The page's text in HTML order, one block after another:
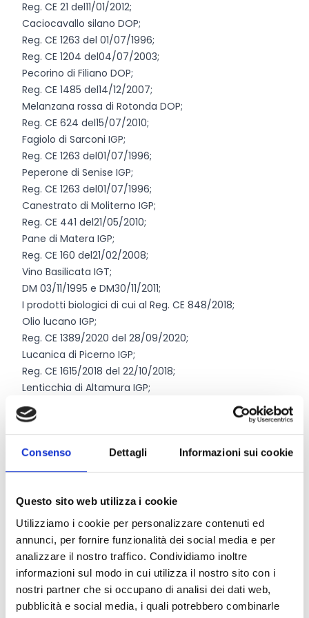
Consenso Dettagli Informazioni sui cookie
Questo sito web utilizza i cookie
Utilizziamo i cookie per personalizzare contenuti ed
annunci, per fornire funzionalità dei social media e per
analizzare il nostro traffico. Condividiamo inoltre
informazioni sul modo in cui utilizza il nostro sito con i
nostri partner che si occupano di analisi dei dati web,
pubblicità e social media, i quali potrebbero combinarle
Reg. CE 21 del11/01/2012;
Caciocavallo silano DOP;
Reg. CE 1263 del 01/07/1996;
Reg. CE 1204 del04/07/2003;
Pecorino di Filiano DOP;
Reg. CE 1485 del14/12/2007;
Melanzana rossa di Rotonda DOP;
Reg. CE 624 del15/07/2010;
Fagiolo di Sarconi IGP;
Reg. CE 1263 del01/07/1996;
Peperone di Senise IGP;
Reg. CE 1263 del01/07/1996;
Canestrato di Moliterno IGP;
Reg. CE 441 del21/05/2010;
Pane di Matera IGP;
Reg. CE 160 del21/02/2008;
Vino Basilicata IGT;
DM 03/11/1995 e DM30/11/2011;
I prodotti biologici di cui al Reg. CE 848/2018;
Olio lucano IGP;
Reg. CE 1389/2020 del 28/09/2020;
Lucanica di Picerno IGP;
Reg. CE 1615/2018 del 22/10/2018;
Lenticchia di Altamura IGP;
Reg. CE 2362/2017del 5/12/2017.
Sistemi di qualità nazionali:
SQNPI – Sistema di qualità nazionale di produzione
integrata;
SQNZ – Sistema di qualità nazionale zootecnia.
avere una durata di un annoa far data dalla firma del
provvedimento di concessione.
Chi può partecipare
Possono partecipare le associazioni di agricoltori